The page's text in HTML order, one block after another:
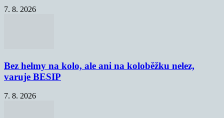
7. 8. 2026
Bez helmy na kolo, ale ani na koloběžku nelez,
varuje BESIP
7. 8. 2026